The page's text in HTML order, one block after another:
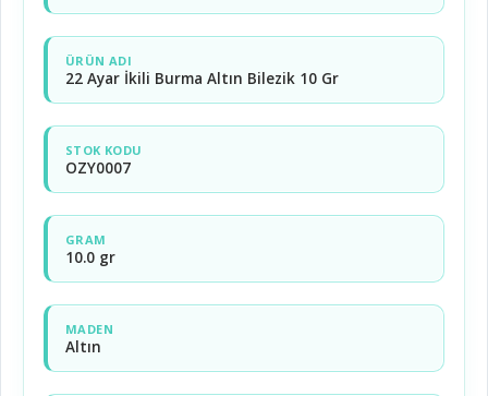
ÜRÜN ADI
22 Ayar İkili Burma Altın Bilezik 10 Gr
STOK KODU
OZY0007
GRAM
10.0 gr
MADEN
Altın